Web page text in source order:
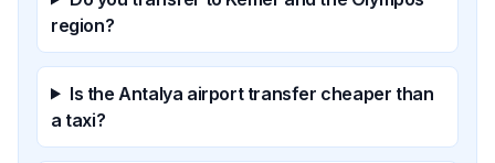
region?
Is the Antalya airport transfer cheaper than
a taxi?